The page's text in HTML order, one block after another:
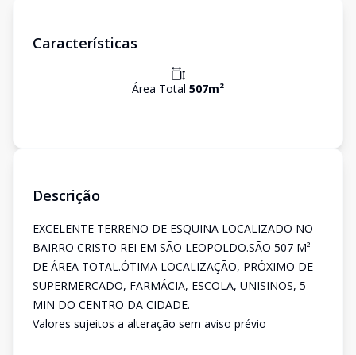
Características
Área Total 507m²
Descrição
EXCELENTE TERRENO DE ESQUINA LOCALIZADO NO
BAIRRO CRISTO REI EM SÃO LEOPOLDO.SÃO 507 M²
DE ÁREA TOTAL.ÓTIMA LOCALIZAÇÃO, PRÓXIMO DE
SUPERMERCADO, FARMÁCIA, ESCOLA, UNISINOS, 5
MIN DO CENTRO DA CIDADE.
Valores sujeitos a alteração sem aviso prévio